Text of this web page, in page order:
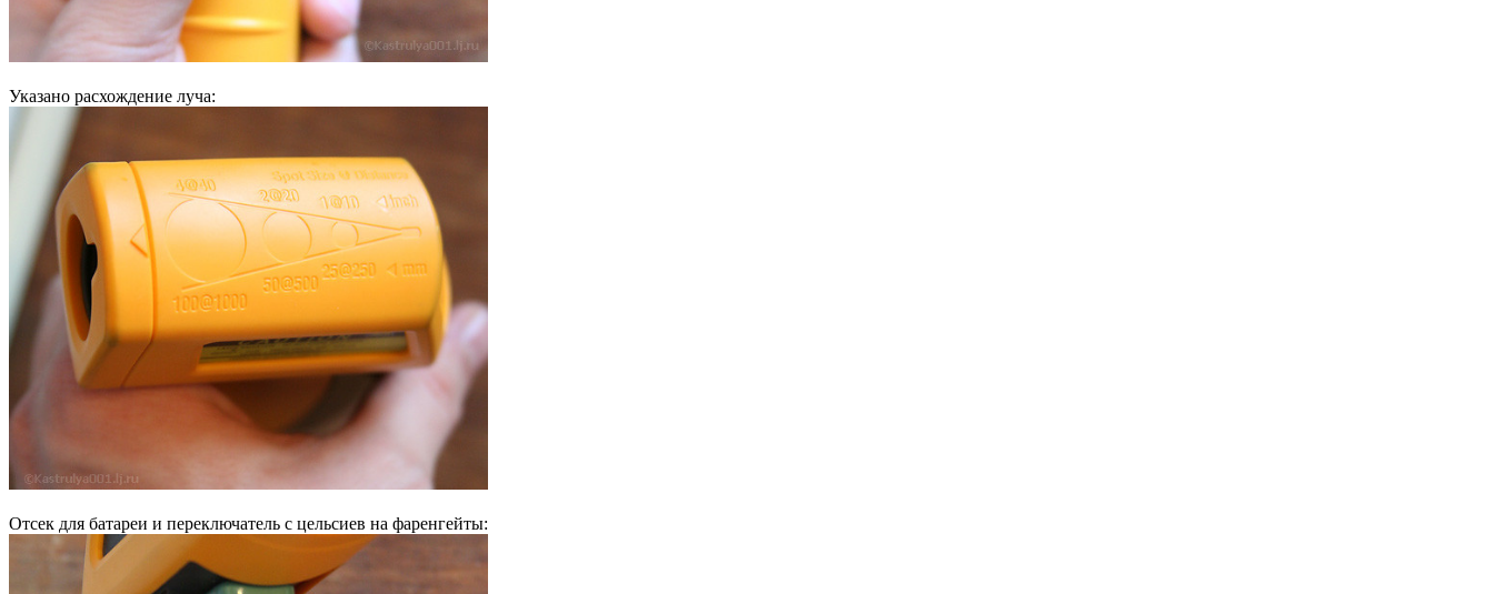
Указано расхождение луча:
Отсек для батареи и переключатель с цельсиев на фаренгейты: